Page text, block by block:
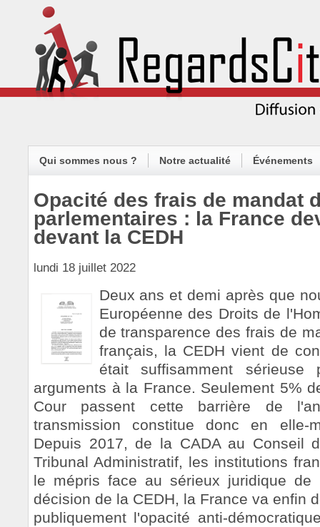
Qui sommes nous ? Notre actualité Événements
Opacité des frais de mandat
parlementaires : la France
devant la CEDH
lundi 18 juillet 2022
Deux ans et demi après que
Européenne des Droits de
de transparence des frais de
français, la CEDH vient de
était suffisamment sérieuse
arguments à la France. Seulement 5%
Cour passent cette barrière de
transmission constitue donc en elle-
Depuis 2017, de la CADA au Conseil
Tribunal Administratif, les institutions
le mépris face au sérieux juridique de
décision de la CEDH, la France va enfin
publiquement l'opacité anti-